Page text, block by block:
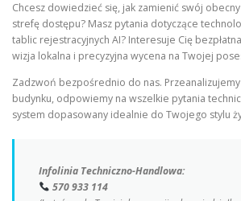
Chcesz dowiedzieć się, jak zamienić swój
strefę dostępu? Masz pytania dotyczące
tablic rejestracyjnych AI? Interesuje Cię
wizja lokalna i precyzyjna wycena na Twojej
Zadzwoń bezpośrednio do nas.
budynku, odpowiemy na wszelkie pytania
system dopasowany idealnie do Twojego stylu
Infolinia Techniczno-Handlowa:
570 933 114